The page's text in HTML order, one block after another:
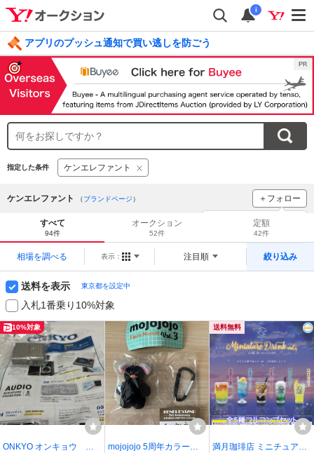
i
アプリのプッシュ通知で買い逃しを防ごう
毎日引けるくじ 今すぐ挑戦 ログイン
指定した条件 ケンエレファント
ケンエレファント （ブランドページ） ＋フォロー
ブランドをフォロー
をチェック！
すべて
94件
オークション
52件
定額
42件
相場を調べる 表示： 注目順 絞り込み
送料を表示 東京都を設定中
入札1番乗り10%対象
10%対象
ONKYO オンキョウ ミ
mojojojo 5周年カラー
送料無料
満月珈琲店 ミニチュアド